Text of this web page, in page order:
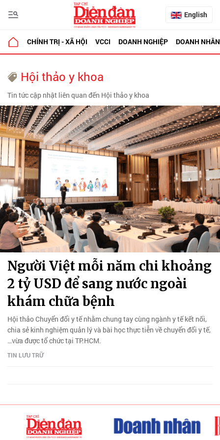
English
CHÍNH TRỊ - XÃ HỘI VCCI DOANH NGHIỆP DOANH NHÂN
Hội thảo y khoa
Tin tức cập nhật liên quan đến Hội thảo y khoa
Người Việt mỗi năm chi khoảng
2 tỷ USD để sang nước ngoài
khám chữa bệnh
Hội thảo Chuyển đổi y tế nhằm chung tay cùng ngành y tế kết nối,
chia sẻ kinh nghiệm quản lý và bài học thực tiễn về chuyển đổi y tế,
…vừa được tổ chức tại TP.HCM.
TIN LƯU TRỮ